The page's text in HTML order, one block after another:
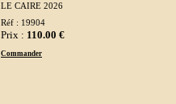
LE CAIRE 2026
Réf : 19904
Prix : 110.00 €
Commander